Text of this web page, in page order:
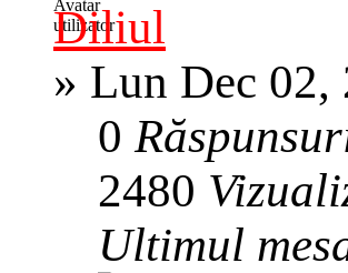
Diliul
» Lun Dec 02,
0
2480
Ultimul